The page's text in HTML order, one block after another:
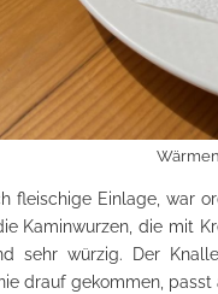
fleischige Einlage, war
Kaminwurzen, die mit
sehr würzig. Der
drauf gekommen,